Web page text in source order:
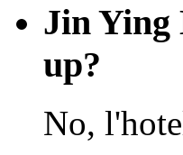
Jin Ying
up?
No,